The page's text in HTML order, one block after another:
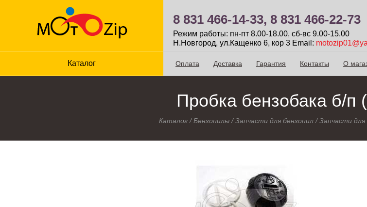
8 831 466-14-33, 8 831 466-22-73
Режим работы: пн-пт 8.00-18.00, сб-вc 9.00-15.00
Н.Новгород, ул.Кащенко 6, кор 3 Email:
Каталог Оплата Доставка Гарантия Контакты О
Пробка бензобака б/п
Каталог/Бензопилы/Запчасти для бензопил/Запчасти